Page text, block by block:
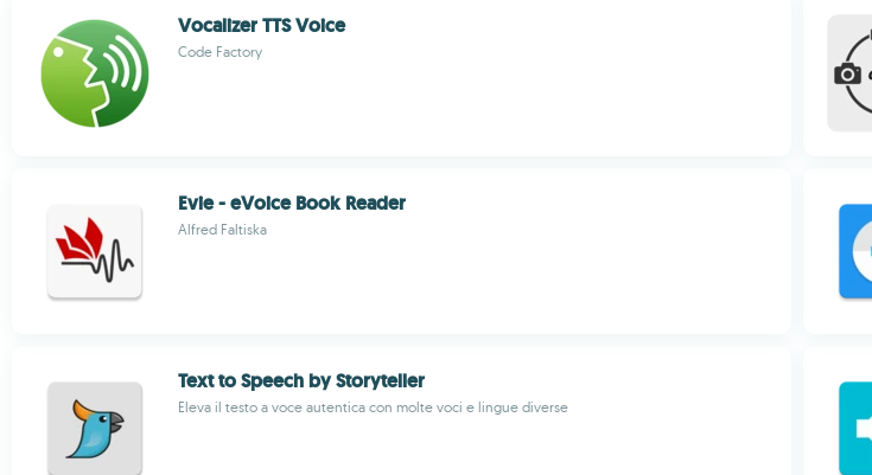
Vocalizer TTS Voice
Code Factory
Evie - eVoice Book Reader
Alfred Faltiska
Text to Speech by Storyteller
Eleva il testo a voce autentica con molte voci e lingue diverse